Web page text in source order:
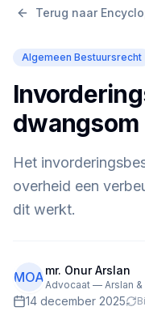
🇸🇦 العربية 🇵🇱
🇷🇴
Română
Terug naar
Algemeen Bestuursrecht
dwangsom
Het
overheid een
dit werkt.
MOAmr. Onur Arslan
Advocaat — Arslan &
14 december 2025